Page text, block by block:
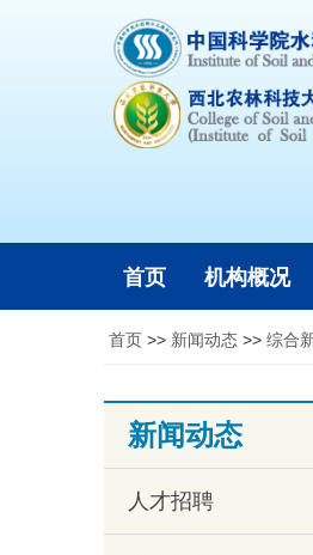
首页 机构概况
首页 >> 新闻动态 >> 综合
新闻动态
人才招聘